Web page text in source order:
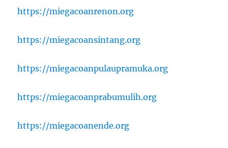
https://miegacoanrenon.org
https://miegacoansintang.org
https://miegacoanpulaupramuka.org
https://miegacoanprabumulih.org
https://miegacoanende.org